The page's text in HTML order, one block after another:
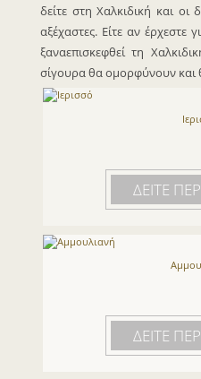
δείτε στη Χαλκιδική και
αξέχαστες. Είτε αν έρχεστε
ξαναεπισκεφθεί τη
σίγουρα θα ομορφύνουν και
ΔΕΙΤΕ
ΔΕΙΤΕ